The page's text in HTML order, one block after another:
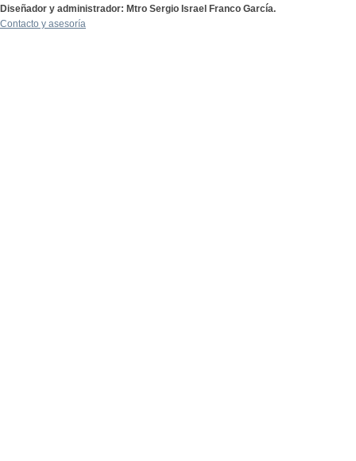
Diseñador y administrador: Mtro Sergio Israel Franco García.
Contacto y asesoría